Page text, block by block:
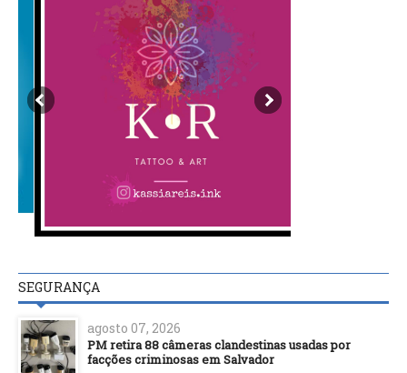
SEGURANÇA
agosto 07, 2026
PM retira 88 câmeras clandestinas usadas por
facções criminosas em Salvador